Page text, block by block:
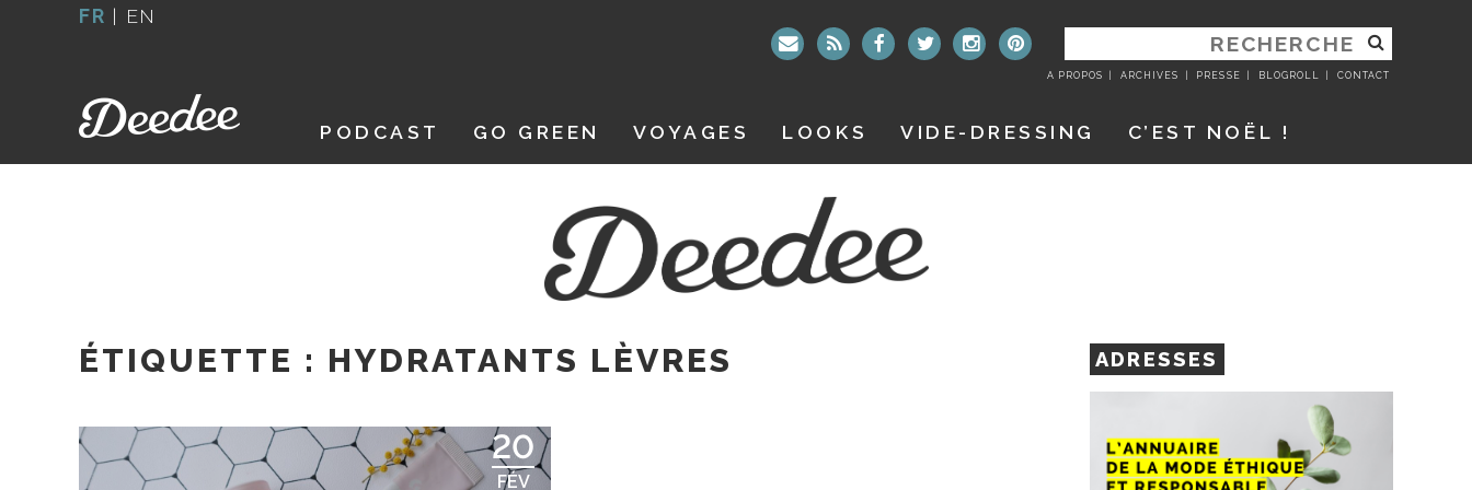
FR | EN
RECHERCHER
:
A PROPOS ARCHIVES PRESSE BLOGROLL CONTACT
PODCAST GO GREEN VOYAGES LOOKS VIDE-DRESSING C’EST NOËL !
ÉTIQUETTE : HYDRATANTS LÈVRES
20
FÉV
ADRESSES